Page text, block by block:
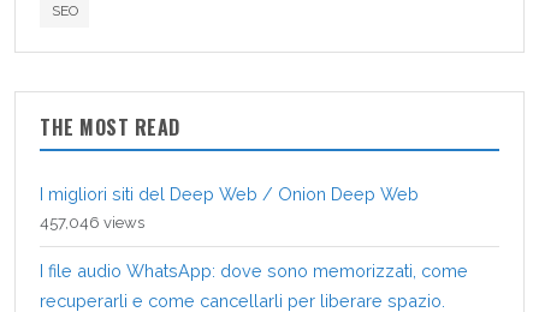
SEO
THE MOST READ
I migliori siti del Deep Web / Onion Deep Web
457,046 views
I file audio WhatsApp: dove sono memorizzati, come
recuperarli e come cancellarli per liberare spazio.